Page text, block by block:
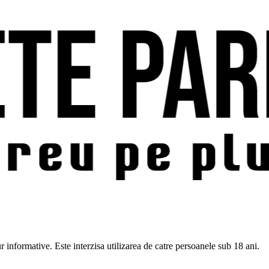
Este interzisa utilizarea de catre persoanele sub 18 ani.